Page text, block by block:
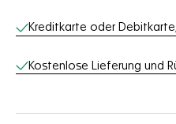
Online-Services
Kreditkarte oder Debitkarte,
Kostenlose Lieferung und